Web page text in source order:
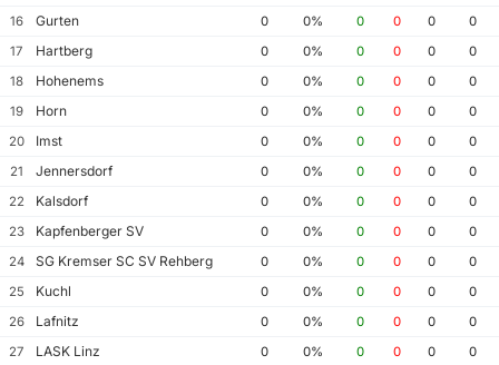
16
Gurten 0 0% 0 0 0
0
17
Hartberg 0 0% 0 0 0
0
18
Hohenems 0 0% 0 0 0
0
19
Horn 0 0% 0 0 0
0
20
Imst 0 0% 0 0 0
0
21
Jennersdorf 0 0% 0 0 0
0
22
Kalsdorf 0 0% 0 0 0
0
23
Kapfenberger SV 0 0% 0 0 0
0
24
SG Kremser SC SV Rehberg 0 0% 0 0 0
0
25
Kuchl 0 0% 0 0 0
0
26
Lafnitz 0 0% 0 0 0
0
27
LASK Linz 0 0% 0 0 0
0